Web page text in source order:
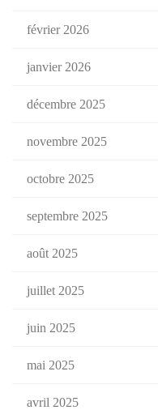
février 2026
janvier 2026
décembre 2025
novembre 2025
octobre 2025
septembre 2025
août 2025
juillet 2025
juin 2025
mai 2025
avril 2025